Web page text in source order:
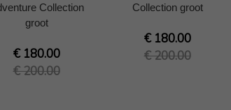
Collection
groot
€ 180.00
€ 200.00
Collection groot
€ 180.00
€ 200.00